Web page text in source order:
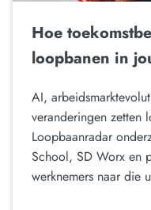
Hoe
loopbanen in
AI,
veranderingen zetten
Loopbaanradar
School, SD Worx en
werknemers naar die